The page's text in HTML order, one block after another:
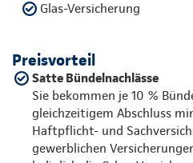
Glas-Versicherung
Preisvorteil
Satte Bündelnachlässe
Sie bekommen je 10 %
gleichzeitigem Abschluss
Haftpflicht- und
gewerblichen